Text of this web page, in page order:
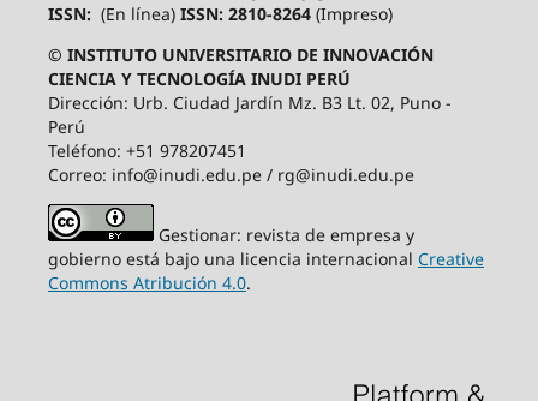
ISSN: (En línea) ISSN: 2810-8264 (Impreso)
© INSTITUTO UNIVERSITARIO DE INNOVACIÓN
CIENCIA Y TECNOLOGÍA INUDI PERÚ
Dirección: Urb. Ciudad Jardín Mz. B3 Lt. 02, Puno -
Perú
Teléfono: +51 978207451
Correo: info@inudi.edu.pe / rg@inudi.edu.pe
Gestionar: revista de empresa y
gobierno está bajo una licencia internacional Creative
Commons Atribución 4.0.